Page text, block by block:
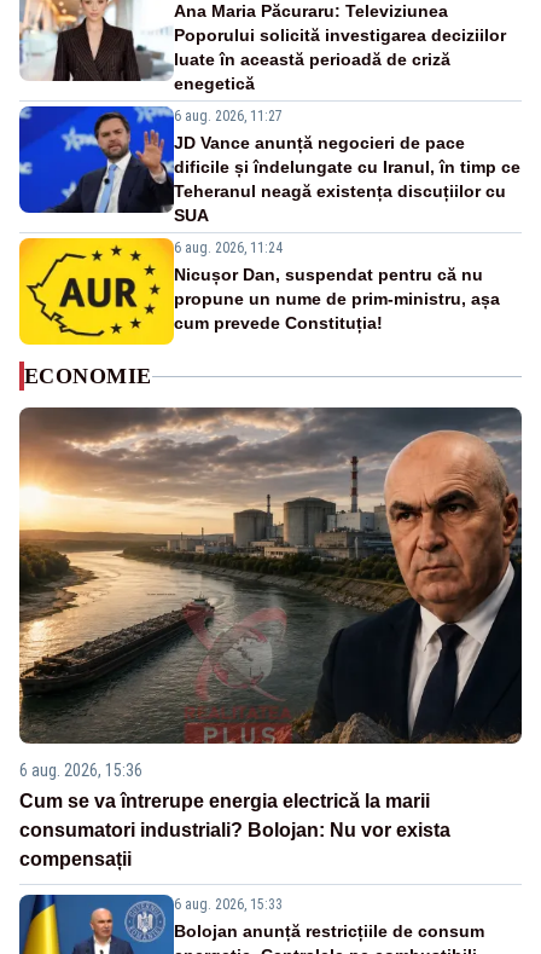
Ana Maria Păcuraru: Televiziunea
Poporului solicită investigarea deciziilor
luate în această perioadă de criză
enegetică
6 aug. 2026, 11:27
JD Vance anunță negocieri de pace
dificile și îndelungate cu Iranul, în timp ce
Teheranul neagă existența discuțiilor cu
SUA
6 aug. 2026, 11:24
Nicușor Dan, suspendat pentru că nu
propune un nume de prim-ministru, așa
cum prevede Constituția!
ECONOMIE
6 aug. 2026, 15:36
Cum se va întrerupe energia electrică la marii
consumatori industriali? Bolojan: Nu vor exista
compensații
6 aug. 2026, 15:33
Bolojan anunță restricțiile de consum